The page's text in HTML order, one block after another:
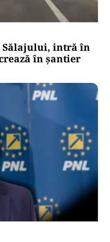
Sălajului, intră în
în șantier